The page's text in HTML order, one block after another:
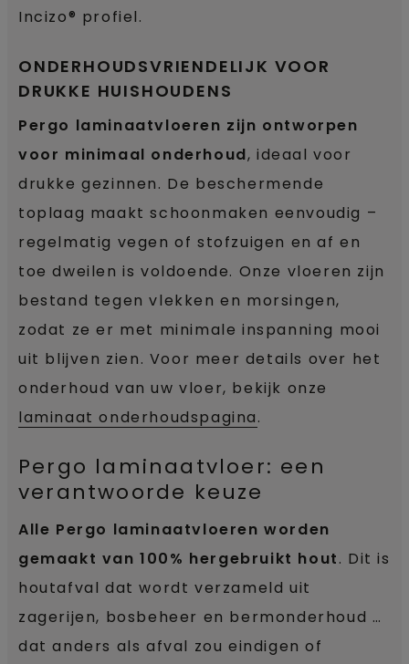
Incizo® profiel.
ONDERHOUDSVRIENDELIJK VOOR
DRUKKE HUISHOUDENS
Pergo laminaatvloeren zijn ontworpen
voor minimaal onderhoud, ideaal voor
drukke gezinnen. De beschermende
toplaag maakt schoonmaken eenvoudig –
regelmatig vegen of stofzuigen en af en
toe dweilen is voldoende. Onze vloeren zijn
bestand tegen vlekken en morsingen,
zodat ze er met minimale inspanning mooi
uit blijven zien. Voor meer details over het
onderhoud van uw vloer, bekijk onze
laminaat onderhoudspagina.
Pergo laminaatvloer: een
verantwoorde keuze
Alle Pergo laminaatvloeren worden
gemaakt van 100% hergebruikt hout. Dit is
houtafval dat wordt verzameld uit
zagerijen, bosbeheer en bermonderhoud …
dat anders als afval zou eindigen of